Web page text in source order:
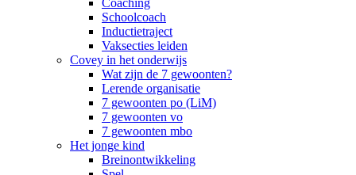
Schoolcoach
Inductietraject
Vaksecties leiden
Covey in het onderwijs
Wat zijn de 7 gewoonten?
Lerende organisatie
7 gewoonten po (LiM)
7 gewoonten vo
7 gewoonten mbo
Het jonge kind
Breinontwikkeling